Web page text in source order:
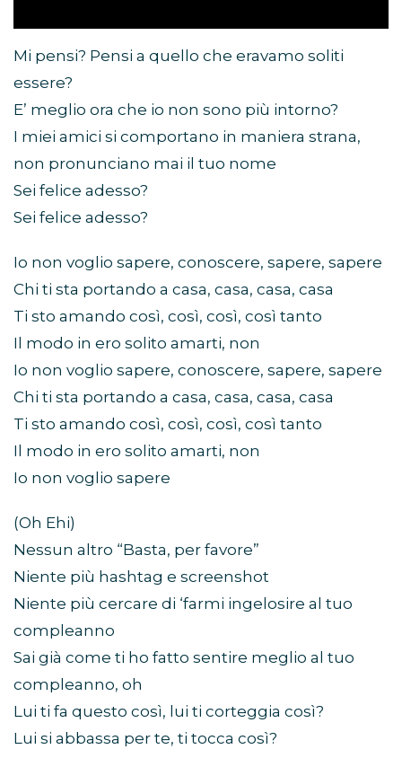
Mi pensi? Pensi a quello che eravamo soliti
essere?
E’ meglio ora che io non sono più intorno?
I miei amici si comportano in maniera strana,
non pronunciano mai il tuo nome
Sei felice adesso?
Sei felice adesso?
Io non voglio sapere, conoscere, sapere, sapere
Chi ti sta portando a casa, casa, casa, casa
Ti sto amando così, così, così, così tanto
Il modo in ero solito amarti, non
Io non voglio sapere, conoscere, sapere, sapere
Chi ti sta portando a casa, casa, casa, casa
Ti sto amando così, così, così, così tanto
Il modo in ero solito amarti, non
Io non voglio sapere
(Oh Ehi)
Nessun altro “Basta, per favore”
Niente più hashtag e screenshot
Niente più cercare di ‘farmi ingelosire al tuo
compleanno
Sai già come ti ho fatto sentire meglio al tuo
compleanno, oh
Lui ti fa questo così, lui ti corteggia così?
Lui si abbassa per te, ti tocca così?